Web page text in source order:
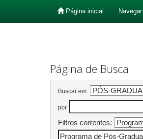
Página inicial Navegar
Página de Busca
Buscar em:
por
Filtros correntes: